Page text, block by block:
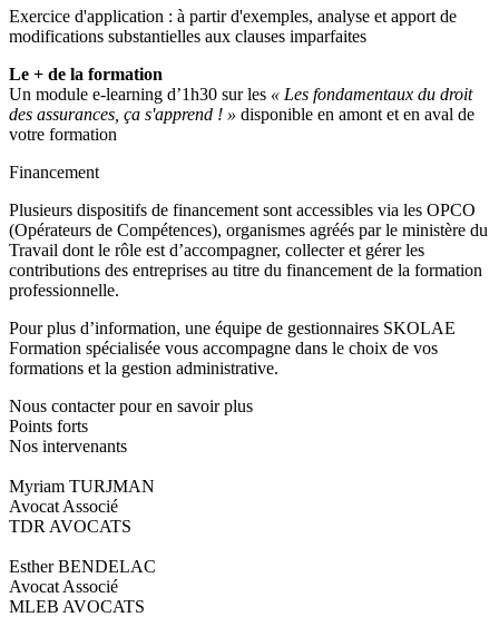
Exercice d'application : à partir d'exemples, analyse et apport de
modifications substantielles aux clauses imparfaites
Le + de la formation
Un module e-learning d’1h30 sur les « Les fondamentaux du droit
des assurances, ça s'apprend ! » disponible en amont et en aval de
votre formation
Financement
Plusieurs dispositifs de financement sont accessibles via les OPCO
(Opérateurs de Compétences), organismes agréés par le ministère du
Travail dont le rôle est d’accompagner, collecter et gérer les
contributions des entreprises au titre du financement de la formation
professionnelle.
Pour plus d’information, une équipe de gestionnaires SKOLAE
Formation spécialisée vous accompagne dans le choix de vos
formations et la gestion administrative.
Nous contacter pour en savoir plus
Points forts
Nos intervenants
Myriam TURJMAN
Avocat Associé
TDR AVOCATS
Esther BENDELAC
Avocat Associé
MLEB AVOCATS